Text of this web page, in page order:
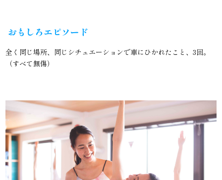
おもしろエピソード
全く同じ場所、同じシチュエーションで車にひかれたこと、3回。
（すべて無傷）